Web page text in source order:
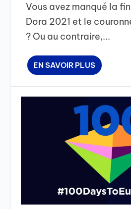
Vous avez manqué la
Dora 2021 et le
? Ou au contraire,...
EN SAVOIR PLUS